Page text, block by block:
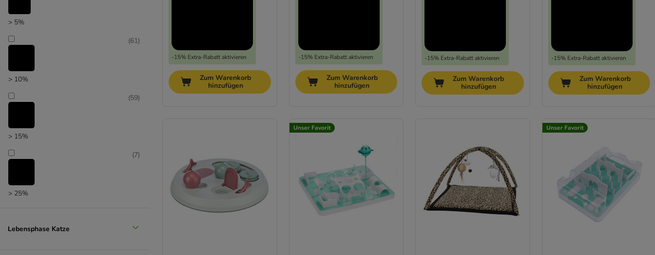
Unser Favorit
> 5%
> 10%
(61)
> 15%
(59)
> 25%
(7)
Lebensphase Katze
-15% Extra-Rabatt aktivieren
Zum Warenkorb
hinzufügen
-15% Extra-Rabatt aktivieren
Zum Warenkorb
hinzufügen
-15% Extra-Rabatt aktivieren
Zum Warenkorb
hinzufügen
-15% Extra-Rabatt aktivieren
Zum Warenkorb
hinzufügen
Unser Favorit Unser Favorit